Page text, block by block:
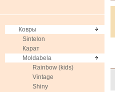
Ковры
Sintelon
Карат
Moldabela
Rainbow (kids)
Vintage
Shiny